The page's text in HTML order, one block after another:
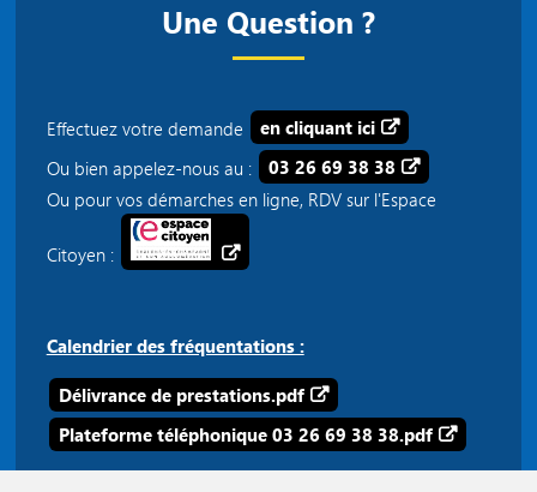
Une Question ?
Effectuez votre demande
en cliquant ici
Ou bien appelez-nous au :
03 26 69 38 38
Ou pour vos démarches en ligne, RDV sur l'Espace
Citoyen :
Calendrier des fréquentations :
Délivrance de prestations.pdf
Plateforme téléphonique 03 26 69 38 38.pdf